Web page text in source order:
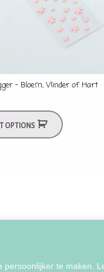
te maken.
– Bloem, Vlinder of Hart
OPTIONS